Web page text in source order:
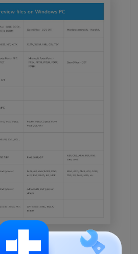
파일이 손상된 경우, 미리보기 과정
니다.